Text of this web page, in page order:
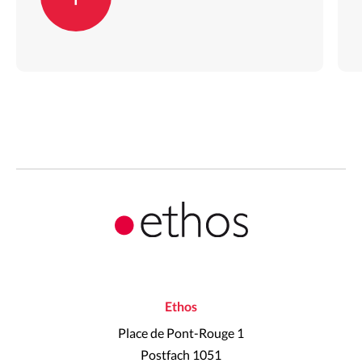
Ethos
Place de Pont-Rouge 1
Postfach 1051